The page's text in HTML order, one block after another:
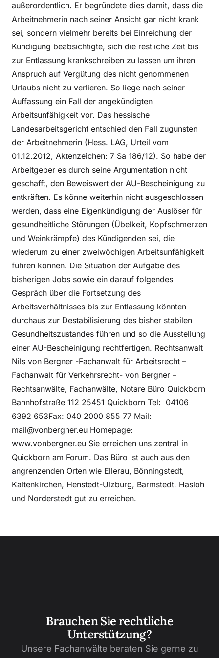
außerordentlich. Er begründete dies damit, dass die
Arbeitnehmerin nach seiner Ansicht gar nicht krank
sei, sondern vielmehr bereits bei Einreichung der
Kündigung beabsichtigte, sich die restliche Zeit bis
zur Entlassung krankschreiben zu lassen um ihren
Anspruch auf Vergütung des nicht genommenen
Urlaubs nicht zu verlieren. So liege nach seiner
Auffassung ein Fall der angekündigten
Arbeitsunfähigkeit vor. Das hessische
Landesarbeitsgericht entschied den Fall zugunsten
der Arbeitnehmerin (Hess. LAG, Urteil vom
01.12.2012, Aktenzeichen: 7 Sa 186/12). So habe der
Arbeitgeber es durch seine Argumentation nicht
geschafft, den Beweiswert der AU-Bescheinigung zu
entkräften. Es könne weiterhin nicht ausgeschlossen
werden, dass eine Eigenkündigung der Auslöser für
gesundheitliche Störungen (Übelkeit, Kopfschmerzen
und Weinkrämpfe) des Kündigenden sei, die
wiederum zu einer zweiwöchigen Arbeitsunfähigkeit
führen können. Die Situation der Aufgabe des
bisherigen Jobs sowie ein darauf folgendes
Gespräch über die Fortsetzung des
Arbeitsverhältnisses bis zur Entlassung könnten
durchaus zur Destabilisierung des bisher stabilen
Gesundheitszustandes führen und so die Ausstellung
einer AU-Bescheinigung rechtfertigen. Rechtsanwalt
Nils von Bergner -Fachanwalt für Arbeitsrecht –
Fachanwalt für Verkehrsrecht- von Bergner –
Rechtsanwälte, Fachanwälte, Notare Büro Quickborn
Bahnhofstraße 112 25451 Quickborn Tel: 04106
6392 653Fax: 040 2000 855 77 Mail:
mail@vonbergner.eu Homepage:
www.vonbergner.eu Sie erreichen uns zentral in
Quickborn am Forum. Das Büro ist auch aus den
angrenzenden Orten wie Ellerau, Bönningstedt,
Kaltenkirchen, Henstedt-Ulzburg, Barmstedt, Hasloh
und Norderstedt gut zu erreichen.
Brauchen Sie rechtliche
Unterstützung?
Unsere Fachanwälte beraten Sie gerne zu